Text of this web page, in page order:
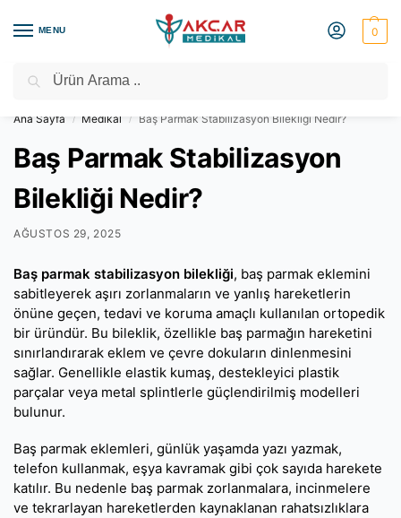
MENU 0
Medikal Market – Medikal Ürünler
Ana Sayfa / Medikal / Baş Parmak Stabilizasyon Bilekliği Nedir?
Baş Parmak Stabilizasyon
Bilekliği Nedir?
AĞUSTOS 29, 2025
Baş parmak stabilizasyon bilekliği, baş parmak eklemini
sabitleyerek aşırı zorlanmaların ve yanlış hareketlerin
önüne geçen, tedavi ve koruma amaçlı kullanılan ortopedik
bir üründür. Bu bileklik, özellikle baş parmağın hareketini
sınırlandırarak eklem ve çevre dokuların dinlenmesini
sağlar. Genellikle elastik kumaş, destekleyici plastik
parçalar veya metal splintlerle güçlendirilmiş modelleri
bulunur.
Baş parmak eklemleri, günlük yaşamda yazı yazmak,
telefon kullanmak, eşya kavramak gibi çok sayıda harekete
katılır. Bu nedenle baş parmak zorlanmalara, incinmelere
ve tekrarlayan hareketlerden kaynaklanan rahatsızlıklara